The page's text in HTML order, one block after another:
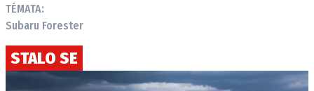
TÉMATA:
Subaru Forester
STALO SE